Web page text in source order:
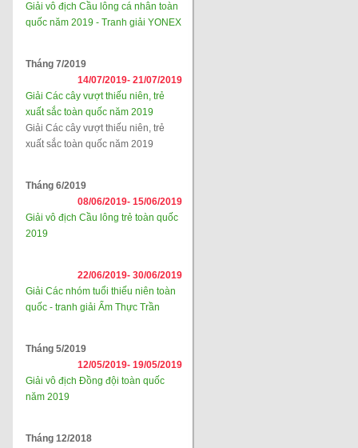
Giải vô địch Cầu lông cá nhân toàn
quốc năm 2019 - Tranh giải YONEX
Tháng 7/2019
14/07/2019- 21/07/2019
Giải Các cây vượt thiếu niên, trẻ
xuất sắc toàn quốc năm 2019
Giải Các cây vượt thiếu niên, trẻ
xuất sắc toàn quốc năm 2019
Tháng 6/2019
08/06/2019- 15/06/2019
Giải vô địch Cầu lông trẻ toàn quốc
2019
22/06/2019- 30/06/2019
Giải Các nhóm tuổi thiếu niên toàn
quốc - tranh giải Ẩm Thực Trần
Tháng 5/2019
12/05/2019- 19/05/2019
Giải vô địch Đồng đội toàn quốc
năm 2019
Tháng 12/2018